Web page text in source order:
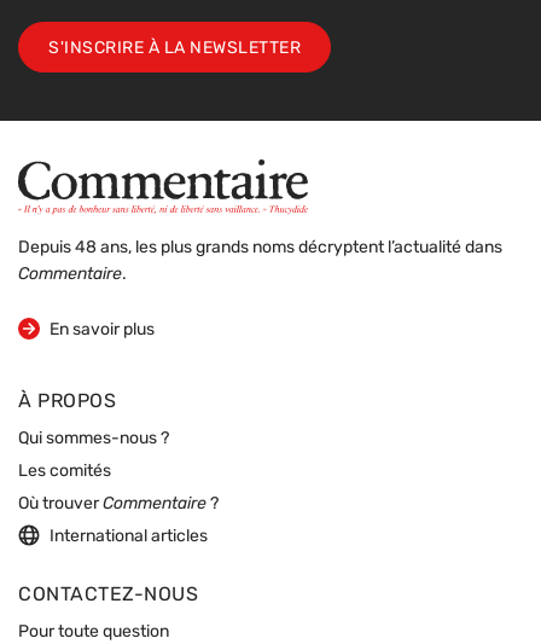
S'INSCRIRE À LA NEWSLETTER
Depuis 48 ans, les plus grands noms décryptent l’actualité dans
Commentaire.
En savoir plus
sur la revue
À PROPOS
Qui sommes-nous ?
Les comités
Où trouverCommentaire ?
International articles
CONTACTEZ-NOUS
Pour toute question